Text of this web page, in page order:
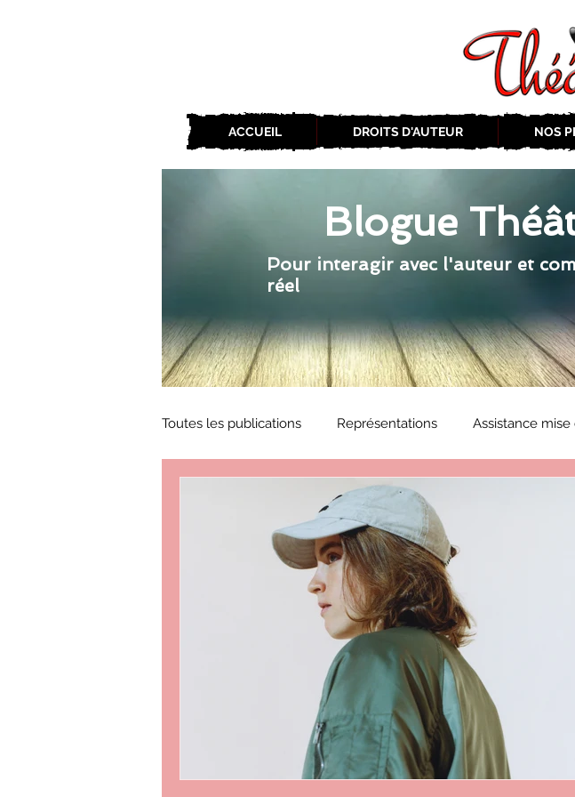
ACCUEIL DROITS D'AUTEUR NOS
Blogue
Pour interagir avec l'auteur et
réel
Toutes les publications Représentations Assistance
ZoneCulture 2019-2020
ZoneCulture 2018-2019 ZoneCulture 2020-2021
ZoneCulture 2022-2023 ZoneCulture 2023-2024
critique théâtre Rhinocéros ZoneCulture 2026-2027